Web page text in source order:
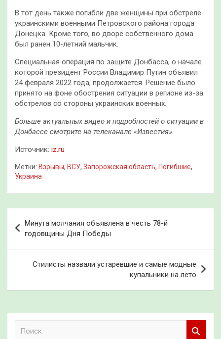
В тот день также погибли две женщины при обстреле
украинскими военными Петровского района города
Донецка. Кроме того, во дворе собственного дома
был ранен 10-летний мальчик.
Специальная операция по защите Донбасса, о начале
которой президент России Владимир Путин объявил
24 февраля 2022 года, продолжается. Решение было
принято на фоне обострения ситуации в регионе из-за
обстрелов со стороны украинских военных.
Больше актуальных видео и подробностей о ситуации в
Донбассе смотрите на телеканале «Известия»
Источник: iz.ru
Метки: Взрывы, ВСУ, Запорожская область, Погибшие,
Украина
по
записям
Минута молчания объявлена в честь 78-й
годовщины Дня Победы
Стилисты назвали устаревшие и самые модные
купальники на лето